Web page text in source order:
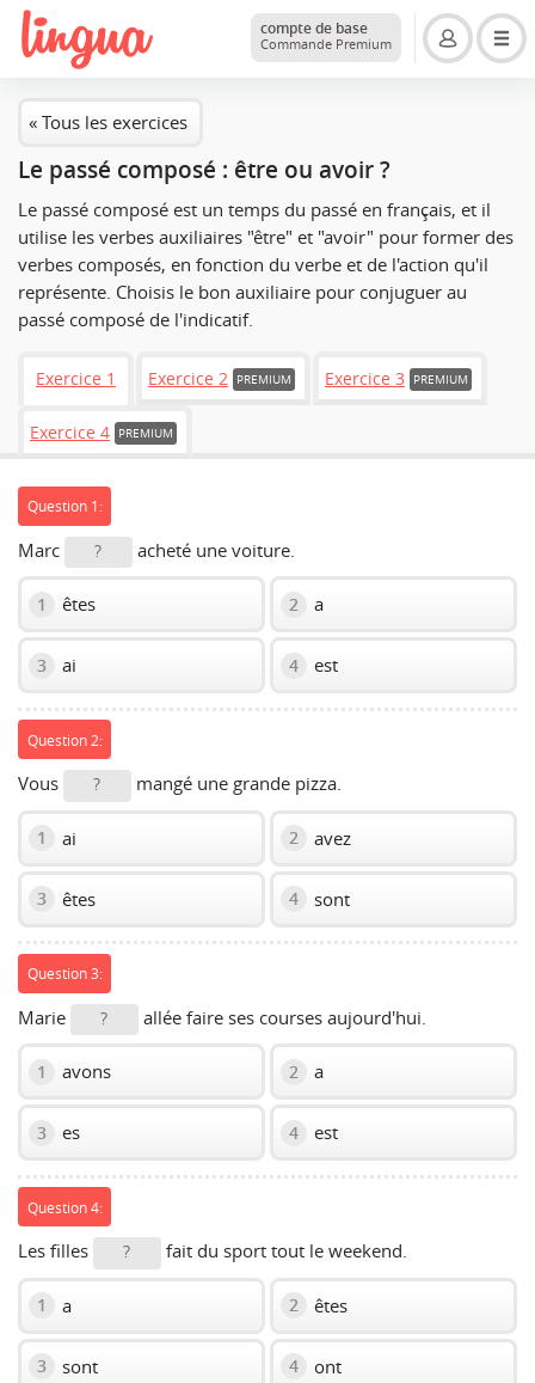
compte de base
Commande Premium
« Tous les exercices
Le passé composé : être ou avoir ?
Le passé composé est un temps du passé en français, et il
utilise les verbes auxiliaires "être" et "avoir" pour former des
verbes composés, en fonction du verbe et de l'action qu'il
représente. Choisis le bon auxiliaire pour conjuguer au
passé composé de l'indicatif.
Exercice 1 Exercice 2 PREMIUM Exercice 3 PREMIUM
Exercice 4 PREMIUM
Question 1:
Marc ? acheté une voiture.
1 êtes 2 a
3 ai 4 est
Question 2:
Vous ? mangé une grande pizza.
1 ai 2 avez
3 êtes 4 sont
Question 3:
Marie ? allée faire ses courses aujourd'hui.
1 avons 2 a
3 es 4 est
Question 4:
Les filles ? fait du sport tout le weekend.
1 a 2 êtes
3 sont 4 ont